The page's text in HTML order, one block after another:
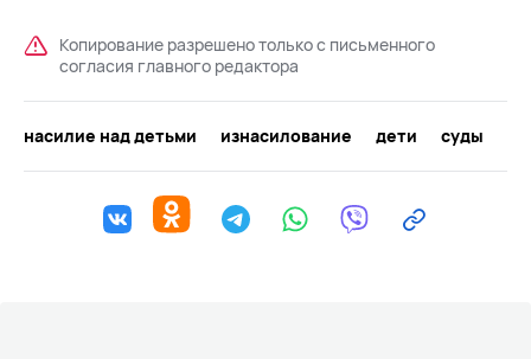
Копирование разрешено только с письменного
согласия главного редактора
насилие над детьми изнасилование дети суды